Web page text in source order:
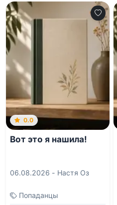
0.0
Вот это я нашила!
06.08.2026 - Настя Оз
Попаданцы